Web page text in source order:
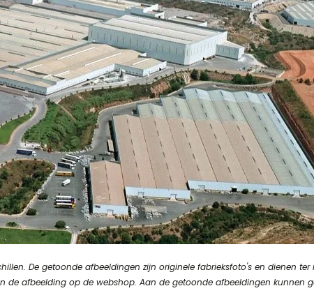
De getoonde afbeeldingen zijn originele fabrieksfoto's en dienen
de afbeelding op de webshop. Aan de getoonde afbeeldingen kunnen